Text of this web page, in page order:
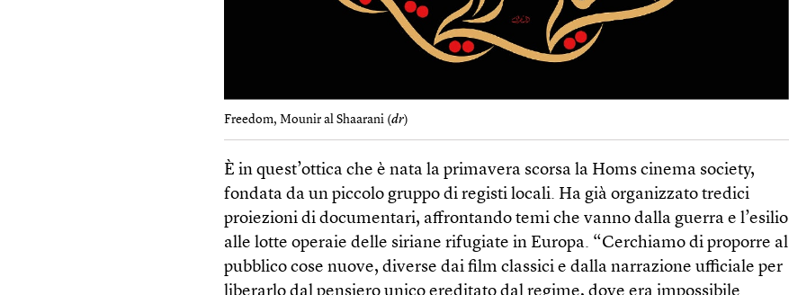
Freedom, Mounir al Shaarani (dr)
È in quest’ottica che è nata la primavera scorsa la Homs cinema society,
fondata da un piccolo gruppo di registi locali. Ha già organizzato tredici
proiezioni di documentari, affrontando temi che vanno dalla guerra e l’esilio
alle lotte operaie delle siriane rifugiate in Europa. “Cerchiamo di proporre al
pubblico cose nuove, diverse dai film classici e dalla narrazione ufficiale per
liberarlo dal pensiero unico ereditato dal regime, dove era impossibile